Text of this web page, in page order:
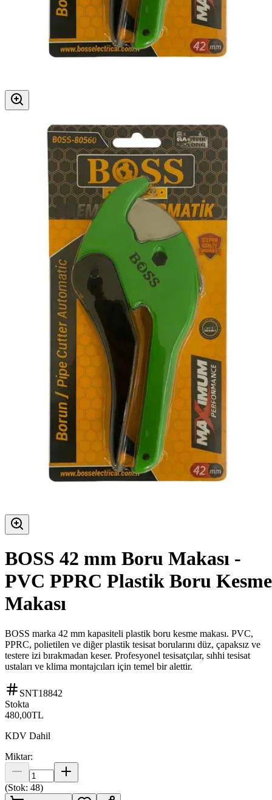
BOSS 42 mm Boru Makası -
PVC PPRC Plastik Boru Kesme
Makası
BOSS marka 42 mm kapasiteli plastik boru kesme makası. PVC,
PPRC, polietilen ve diğer plastik tesisat borularını düz, çapaksız ve
testere izi bırakmadan keser. Profesyonel tesisatçılar, sıhhi tesisat
ustaları ve klima montajcıları için temel bir alettir.
SNT18842
Stokta
480,00TL
KDV Dahil
Miktar:
(Stok: 48)